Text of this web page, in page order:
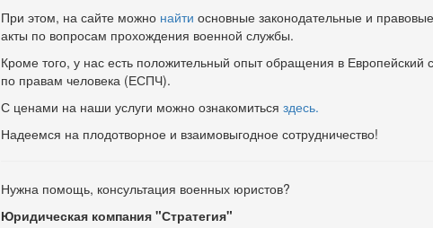
При этом, на сайте можно найти основные законодательные и правовые
акты по вопросам прохождения военной службы.
Кроме того, у нас есть положительный опыт обращения в Европейский
по правам человека (ЕСПЧ).
С ценами на наши услуги можно ознакомиться здесь.
Надеемся на плодотворное и взаимовыгодное сотрудничество!
Нужна помощь, консультация военных юристов?
Юридическая компания "Стратегия"